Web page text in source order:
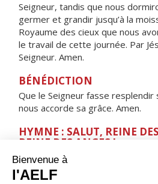
Seigneur, tandis que nous
germer et grandir jusqu’à la
Royaume des cieux que nous
le travail de cette journée. Par
Seigneur. Amen.
BÉNÉDICTION
Que le Seigneur fasse
nous accorde sa grâce. Amen.
HYMNE : SALUT, REINE
REINE DES ANGES !
Salut, Reine des cieux ! Salut,
Salut, Tige féconde ! Salut, Porte